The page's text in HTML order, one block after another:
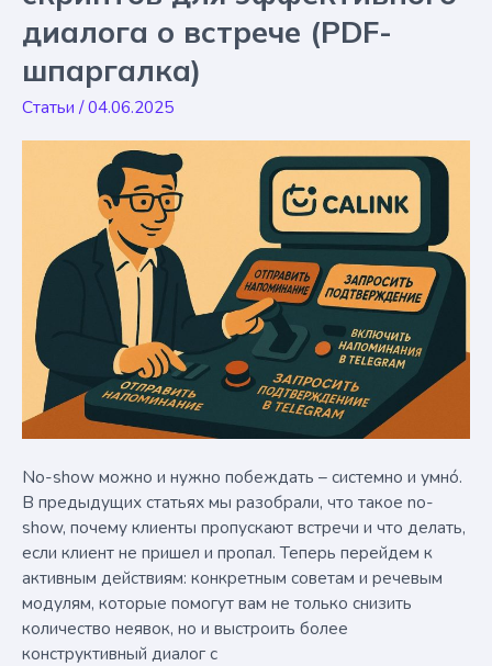
практики
(+
PDF
со
стратегией)
диалога о встрече (PDF-
шпаргалка)
Статьи /04.06.2025
No-show можно и нужно побеждать – системно и умнó.
В предыдущих статьях мы разобрали, что такое no-
show, почему клиенты пропускают встречи и что делать,
если клиент не пришел и пропал. Теперь перейдем к
активным действиям: конкретным советам и речевым
модулям, которые помогут вам не только снизить
количество неявок, но и выстроить более
конструктивный диалог с